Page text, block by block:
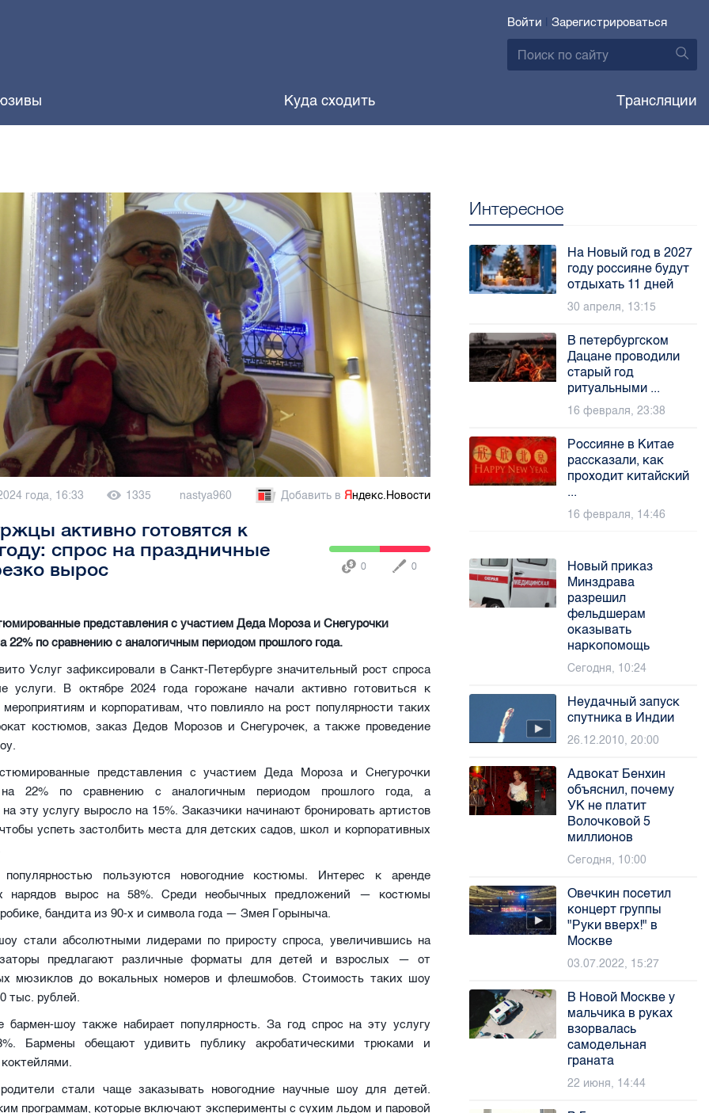
Войти | Зарегистрироваться
Куда сходить Трансляции
года, 16:33 1335 nastya960 Добавить в Яндекс.Новости
активно готовятся к
спрос на праздничные
вырос
0 0
представления с участием Деда Мороза и Снегурочки
22% по сравнению с аналогичным периодом прошлого года.
Услуг зафиксировали в Санкт-Петербурге значительный рост спроса
услуги. В октябре 2024 года горожане начали активно готовиться к
и корпоративам, что повлияло на рост популярности таких
костюмов, заказ Дедов Морозов и Снегурочек, а также проведение
представления с участием Деда Мороза и Снегурочки
на 22% по сравнению с аналогичным периодом прошлого года, а
эту услугу выросло на 15%. Заказчики начинают бронировать артистов
успеть застолбить места для детских садов, школ и корпоративных
пользуются новогодние костюмы. Интерес к аренде
нарядов вырос на 58%. Среди необычных предложений — костюмы
бандита из 90-х и символа года — Змея Горыныча.
стали абсолютными лидерами по приросту спроса, увеличившись на
предлагают различные форматы для детей и взрослых — от
мюзиклов до вокальных номеров и флешмобов. Стоимость таких шоу
тыс. рублей.
бармен-шоу также набирает популярность. За год спрос на эту услугу
Бармены обещают удивить публику акробатическими трюками и
стали чаще заказывать новогодние научные шоу для детей.
программам, которые включают эксперименты с сухим льдом и паровой
Интересное
На Новый год в 2027
году россияне будут
отдыхать 11 дней
30 апреля, 13:15
В петербургском
Дацане проводили
старый год
ритуальными ...
16 февраля, 23:38
Россияне в Китае
рассказали, как
проходит китайский
...
16 февраля, 14:46
Новый приказ
Минздрава
разрешил
фельдшерам
оказывать
наркопомощь
Сегодня, 10:24
Неудачный запуск
спутника в Индии
26.12.2010, 20:00
Адвокат Бенхин
объяснил, почему
УК не платит
Волочковой 5
миллионов
Сегодня, 10:00
Овечкин посетил
концерт группы
"Руки вверх!" в
Москве
03.07.2022, 15:27
В Новой Москве у
мальчика в руках
взорвалась
самодельная
граната
22 июня, 14:44